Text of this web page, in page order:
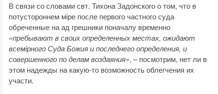
В связи со словами свт. Тихона Задонского о том, что в
потустороннем мiре после первого частного суда
обреченные на ад грешники поначалу временно
«пребывают в своих определенных местах, ожидают
всемiрного Суда Божия и последнего определения, и
совершенного по делам воздаяния», ‒ посмотрим, нет ли в
этом надежды на какую-то возможность облегчения их
участи.